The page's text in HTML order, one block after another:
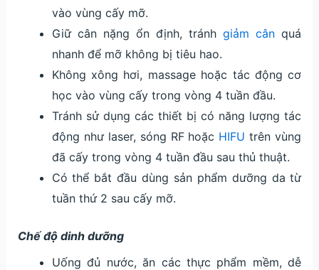
vào vùng cấy mỡ.
Giữ cân nặng ổn định, tránhgiảm cân quá
nhanh để mỡ không bị tiêu hao.
Không xông hơi, massage hoặc tác động cơ
học vào vùng cấy trong vòng 4 tuần đầu.
Tránh sử dụng các thiết bị có năng lượng tác
động như laser, sóng RF hoặc HIFU trên vùng
đã cấy trong vòng 4 tuần đầu sau thủ thuật.
Có thể bắt đầu dùng sản phẩm dưỡng da từ
tuần thứ 2 sau cấy mỡ.
Chế độ dinh dưỡng
Uống đủ nước, ăn các thực phẩm mềm, dễ